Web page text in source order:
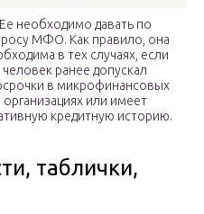
Ее необходимо давать по
МФО. Как правило, она
в тех случаях, если
человек ранее допускал
в микрофинансовых
организациях или имеет
кредитную историю.
таблички,